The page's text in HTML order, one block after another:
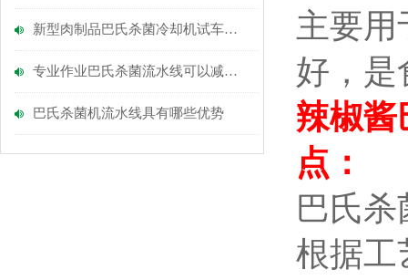
新型肉制品巴氏杀菌冷却机试车成功
专业作业巴氏杀菌流水线可以减少事故
巴氏杀菌机流水线具有哪些优势
主要用
好，是
辣椒酱
点：
巴氏
根据工